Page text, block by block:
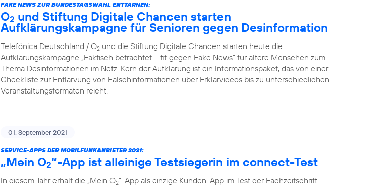
FAKE NEWS ZUR BUNDESTAGSWAHL ENTTARNEN:
O2 und Stiftung Digitale Chancen starten
Aufklärungskampagne für Senioren gegen Desinformation
Telefónica Deutschland / O2 und die Stiftung Digitale Chancen starten heute die
Aufklärungskampagne „Faktisch betrachtet – fit gegen Fake News“ für ältere Menschen zum
Thema Desinformationen im Netz. Kern der Aufklärung ist ein Informationspaket, das von einer
Checkliste zur Entlarvung von Falschinformationen über Erklärvideos bis zu unterschiedlichen
Veranstaltungsformaten reicht.
01. September 2021
SERVICE-APPS DER MOBILFUNKANBIETER 2021:
„Mein O2“-App ist alleinige Testsiegerin im connect-Test
In diesem Jahr erhält die „Mein O2“-App als einzige Kunden-App im Test der Fachzeitschrift